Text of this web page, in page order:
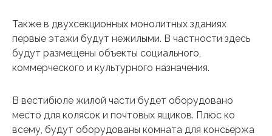
Также в двухсекционных монолитных зданиях
первые этажи будут нежилыми. В частности здесь
будут размещены объекты социального,
коммерческого и культурного назначения.
В вестибюле жилой части будет оборудовано
место для колясок и почтовых ящиков. Плюс ко
всему, будут оборудованы комната для консьержа